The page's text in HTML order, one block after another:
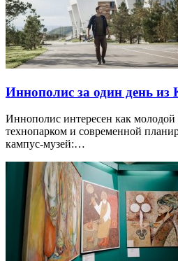
Иннополис за один день из
Иннополис интересен как молодой
технопарком и современной
кампус-музей:…